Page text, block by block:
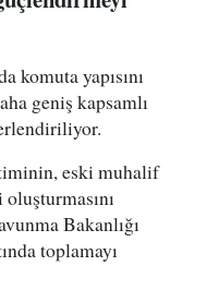
komuta yapısını
geniş kapsamlı
eski muhalif
Bakanlığı
toplamayı